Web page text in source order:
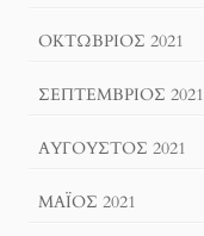
ΟΚΤΏΒΡΙΟΣ 2021
ΣΕΠΤΈΜΒΡΙΟΣ 2021
ΑΎΓΟΥΣΤΟΣ 2021
ΜΆΙΟΣ 2021